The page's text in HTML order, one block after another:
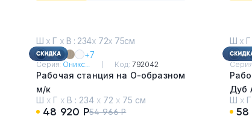
Ш х Г х В : 234х 72х 75см
+7
Серия: Оникс... Код: 792042
Рабочая станция на О-образном
м/к
Дуб Мали
Ш х Г х В : 234 х 72 х 75 см
48 920 Р54 966 Р
Ш х Г
Дуб
Ш х Г
58